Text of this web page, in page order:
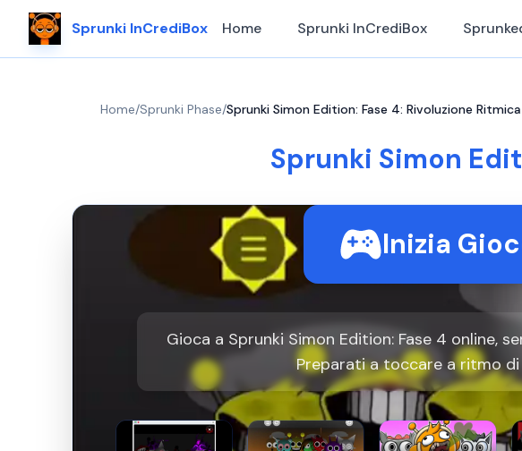
Sprunki InCrediBox Home Sprunki InCrediBox
Home/Sprunki Phase/Sprunki Simon Edition: Fase 4: Rivoluzione Ritmica
Sprunki Simon
Inizia
Gioca a Sprunki Simon Edition: Fase 4 online,
Preparati a toccare a ritmo di